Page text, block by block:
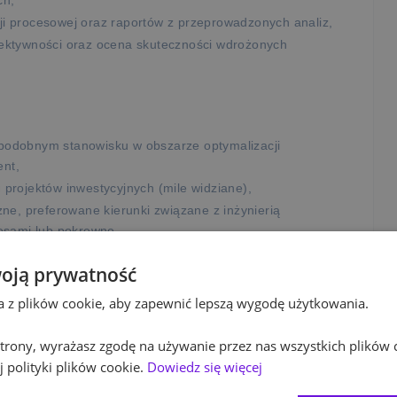
procesowej oraz raportów z przeprowadzonych analiz,
oraz ocena skuteczności wdrożonych
stanowisku w obszarze optymalizacji
inwestycyjnych (mile widziane),
preferowane kierunki związane z inżynierią
lub pokrewne,
Management,
oraz rozwiązywania problemów,
angielskiego.
rozwijającej się firmie produkcyjnej w oparciu o
prywatność
z plików cookie, aby zapewnić lepszą wygodę użytkowania.
wyrażasz zgodę na używanie przez nas wszystkich plików
polityki plików cookie. Dowiedz się więcej